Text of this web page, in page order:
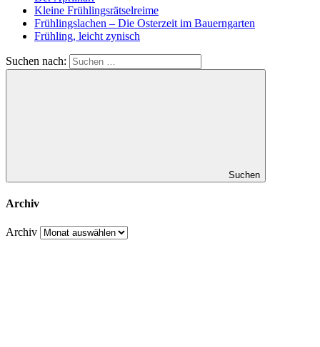
Kleine Frühlingsrätselreime
Frühlingslachen – Die Osterzeit im Bauerngarten
Frühling, leicht zynisch
Suchen nach:
Suchen
Archiv
Archiv